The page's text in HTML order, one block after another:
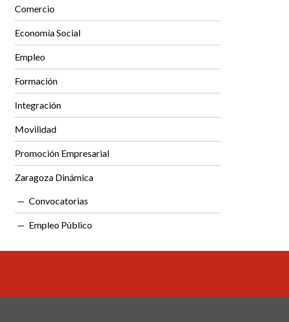
Comercio
Economía Social
Empleo
Formación
Integración
Movilidad
Promoción Empresarial
Zaragoza Dinámica
Convocatorias
Empleo Público